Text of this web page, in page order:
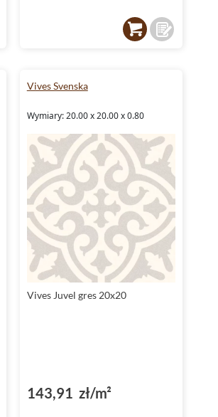
Vives Svenska
Wymiary: 20.00 x 20.00 x 0.80
Vives Juvel gres 20x20
143,91 zł/m²